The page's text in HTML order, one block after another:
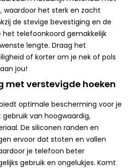
het sterk en zacht
de stevige bevestiging en de
telefoonkoord gemakkelijk
lengte. Draag het
of korter om je nek of pols
jou!
met verstevigde hoeken
optimale bescherming voor je
van hoogwaardig,
De siliconen randen en
ervoor dat stoten en vallen
je telefoon beter
gebruik en ongelukjes. Komt